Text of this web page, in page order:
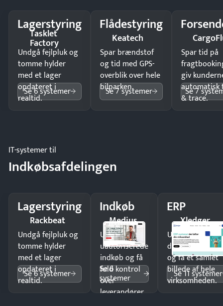
Lagerstyring
Tasklet
Factory
Undgå fejlpluk og
tomme hylder
med et lager
opdateret i
realtid.
Se 6 systemer
Flådestyring
Keatech
Spar brændstof
og tid med GPS-
overblik over hele
bilparken.
Se 7 systemer
Spar tid på
giv
automatisk
& trace.
Se 7
IT-systemer til
Indkøbsafdelingen
Lagerstyring
Rackbeat
Undgå fejlpluk og
tomme hylder
med et lager
opdateret i
realtid.
Se 6 systemer
Indkøb
Medius
Undgå
uautoriserede
indkøb og få
fuld kontrol
over
leverandører
Se 6
systemer
ERP
Xledger
Undgå
og få ét samlet
billede af hele
virksomheden.
Se 11 systemer